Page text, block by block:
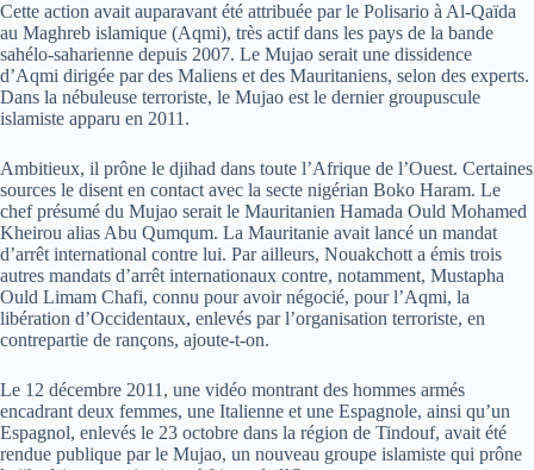
Cette action avait auparavant été attribuée par le Polisario à Al-Qaïda
au Maghreb islamique (Aqmi), très actif dans les pays de la bande
sahélo-saharienne depuis 2007. Le Mujao serait une dissidence
d’Aqmi dirigée par des Maliens et des Mauritaniens, selon des experts.
Dans la nébuleuse terroriste, le Mujao est le dernier groupuscule
islamiste apparu en 2011.
Ambitieux, il prône le djihad dans toute l’Afrique de l’Ouest. Certaines
sources le disent en contact avec la secte nigérian Boko Haram. Le
chef présumé du Mujao serait le Mauritanien Hamada Ould Mohamed
Kheirou alias Abu Qumqum. La Mauritanie avait lancé un mandat
d’arrêt international contre lui. Par ailleurs, Nouakchott a émis trois
autres mandats d’arrêt internationaux contre, notamment, Mustapha
Ould Limam Chafi, connu pour avoir négocié, pour l’Aqmi, la
libération d’Occidentaux, enlevés par l’organisation terroriste, en
contrepartie de rançons, ajoute-t-on.
Le 12 décembre 2011, une vidéo montrant des hommes armés
encadrant deux femmes, une Italienne et une Espagnole, ainsi qu’un
Espagnol, enlevés le 23 octobre dans la région de Tindouf, avait été
rendue publique par le Mujao, un nouveau groupe islamiste qui prône